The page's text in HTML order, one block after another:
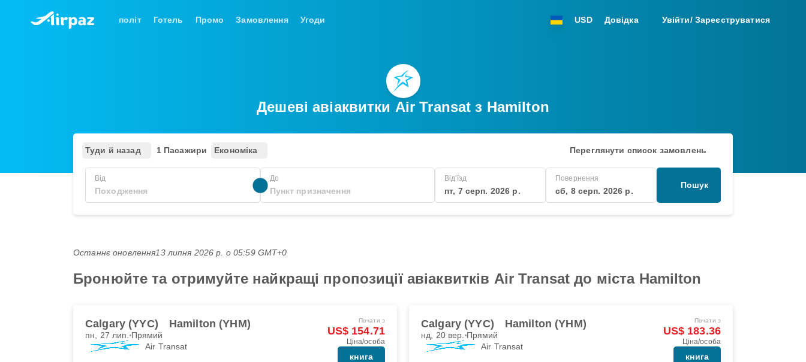
політ Готель Промо Замовлення Угоди USD Довідка Увійти/ Зареєструватися
Дешеві авіаквитки Air Transat з Hamilton
Туди й назад 1 Пасажири Економіка Переглянути список замовлень
Від До Від'їзд
пт, 7 серп. 2026 р.
Повернення
сб, 8 серп. 2026 р.
Пошук
Останнє оновлення13 липня 2026 р. о 05:59 GMT+0
Бронюйте та отримуйте найкращі пропозиції авіаквитків Air Transat до міста Hamilton
Calgary (YYC) Hamilton (YHM)
пн, 27 лип. Прямий
Air Transat
Почати з
US$ 154.71
Ціна/особа
книга
Calgary (YYC) Hamilton (YHM)
нд, 20 вер. Прямий
Air Transat
Почати з
US$ 183.36
Ціна/особа
книга